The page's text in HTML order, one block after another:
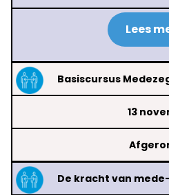
Lees
Basiscursus
13
De kracht van